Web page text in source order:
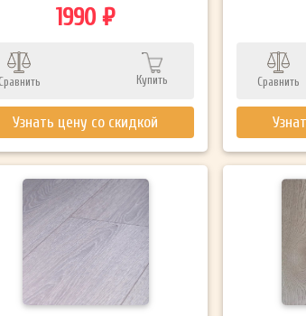
1990 ₽
Купить
Узнать цену со скидкой
Сравнить